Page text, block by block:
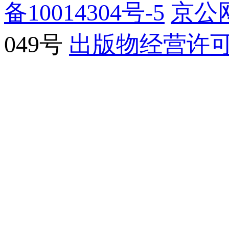
备10014304号-5 京公
049号 出版物经营许